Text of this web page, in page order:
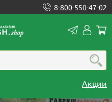
8-800-550-47-02
Акции